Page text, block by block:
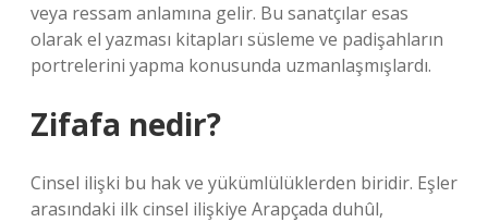
veya ressam anlamına gelir. Bu sanatçılar esas
olarak el yazması kitapları süsleme ve padişahların
portrelerini yapma konusunda uzmanlaşmışlardı.
Zifafa nedir?
Cinsel ilişki bu hak ve yükümlülüklerden biridir. Eşler
arasındaki ilk cinsel ilişkiye Arapçada duhûl,